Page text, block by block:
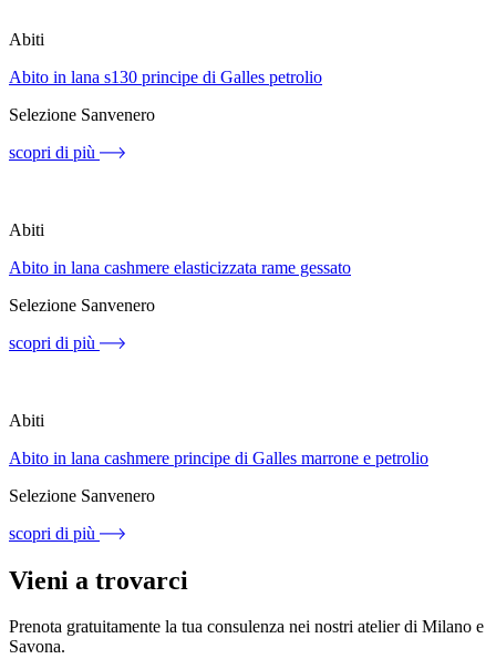
Abiti
Abito in lana s130 principe di Galles petrolio
Selezione Sanvenero
scopri di più
Abiti
Abito in lana cashmere elasticizzata rame gessato
Selezione Sanvenero
scopri di più
Abiti
Abito in lana cashmere principe di Galles marrone e petrolio
Selezione Sanvenero
scopri di più
Vieni a trovarci
Prenota gratuitamente la tua consulenza nei nostri atelier di Milano e
Savona.